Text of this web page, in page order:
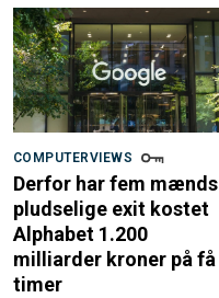
COMPUTERVIEWS
Derfor har fem mænds
pludselige exit kostet
Alphabet 1.200
milliarder kroner på få
timer